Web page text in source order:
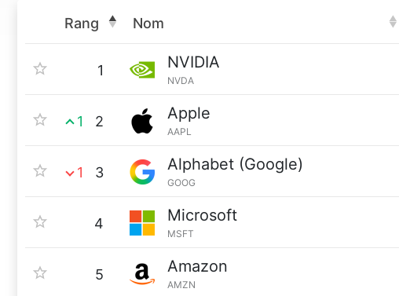
Rang Nom
1 NVIDIA
NVDA
1 2 Apple
AAPL
1 3 Alphabet (Google)
GOOG
4 Microsoft
MSFT
5 Amazon
AMZN